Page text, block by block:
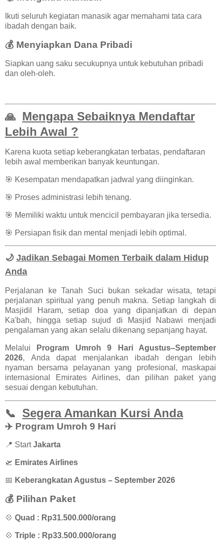
Ikuti seluruh kegiatan manasik agar memahami tata cara
ibadah dengan baik.
💰 Menyiapkan Dana Pribadi
Siapkan uang saku secukupnya untuk kebutuhan pribadi
dan oleh-oleh.
🙏 Mengapa Sebaiknya Mendaftar
Lebih Awal ?
Karena kuota setiap keberangkatan terbatas, pendaftaran
lebih awal memberikan banyak keuntungan.
🎯 Kesempatan mendapatkan jadwal yang diinginkan.
🎯 Proses administrasi lebih tenang.
🎯 Memiliki waktu untuk mencicil pembayaran jika tersedia.
🎯 Persiapan fisik dan mental menjadi lebih optimal.
🌙 Jadikan Sebagai Momen Terbaik dalam Hidup
Anda
Perjalanan ke Tanah Suci bukan sekadar wisata, tetapi
perjalanan spiritual yang penuh makna. Setiap langkah di
Masjidil Haram, setiap doa yang dipanjatkan di depan
Ka'bah, hingga setiap sujud di Masjid Nabawi menjadi
pengalaman yang akan selalu dikenang sepanjang hayat.
Melalui
Program Umroh 9 Hari Agustus–September
2026, Anda dapat menjalankan ibadah dengan lebih
nyaman bersama pelayanan yang profesional, maskapai
internasional Emirates Airlines, dan pilihan paket yang
sesuai dengan kebutuhan.
📞 Segera Amankan Kursi Anda
✈️ Program Umroh 9 Hari
📍 StartJakarta
🛫 Emirates Airlines
📅 Keberangkatan Agustus – September 2026
💰 Pilihan Paket
💠 Quad : Rp31.500.000/orang
💠 Triple : Rp33.500.000/orang